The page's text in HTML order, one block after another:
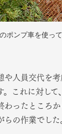
ポンプ車を使っ
や人員交代を
。これに対し
わったところ
らの作業でした